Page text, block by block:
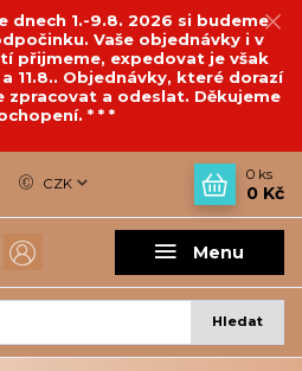
dnech 1.-9.8. 2026 si budeme
Vaše objednávky i v
přijmeme, expedovat je však
11.8.. Objednávky, které dorazí
zpracovat a odeslat. Děkujeme
* * *
Menu
CZK
Hledat
0 ks
0 Kč